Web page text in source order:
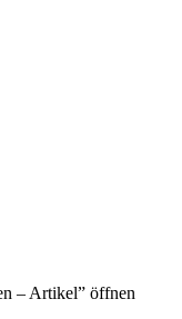
– Artikel” öffnen